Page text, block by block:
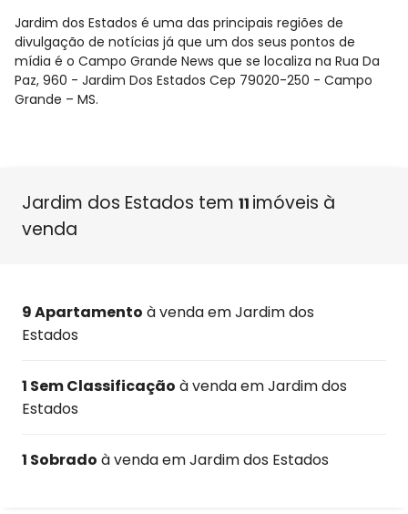
Jardim dos Estados é uma das principais regiões de
divulgação de notícias já que um dos seus pontos de
mídia é o Campo Grande News que se localiza na Rua Da
Paz, 960 - Jardim Dos Estados Cep 79020-250 - Campo
Grande – MS.
Jardim dos Estados tem 11 imóveis à
venda
9 Apartamento à venda em Jardim dos
Estados
1 Sem Classificação à venda em Jardim dos
Estados
1 Sobrado à venda em Jardim dos Estados